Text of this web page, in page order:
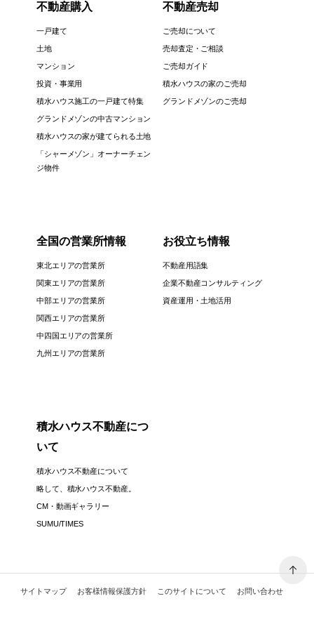
不動産購入
一戸建て
土地
マンション
投資・事業用
積水ハウス施工の一戸建て特集
グランドメゾンの中古マンション
積水ハウスの家が建てられる土地
「シャーメゾン」オーナーチェン
ジ物件
不動産売却
ご売却について
売却査定・ご相談
ご売却ガイド
積水ハウスの家のご売却
グランドメゾンのご売却
全国の営業所情報
東北エリアの営業所
関東エリアの営業所
中部エリアの営業所
関西エリアの営業所
中四国エリアの営業所
九州エリアの営業所
お役立ち情報
不動産用語集
企業不動産コンサルティング
資産運用・土地活用
積水ハウス不動産につ
いて
積水ハウス不動産について
略して、積水ハウス不動産。
CM・動画ギャラリー
SUMU/TIMES
サイトマップ お客様情報保護方針 このサイトについて お問い合わせ